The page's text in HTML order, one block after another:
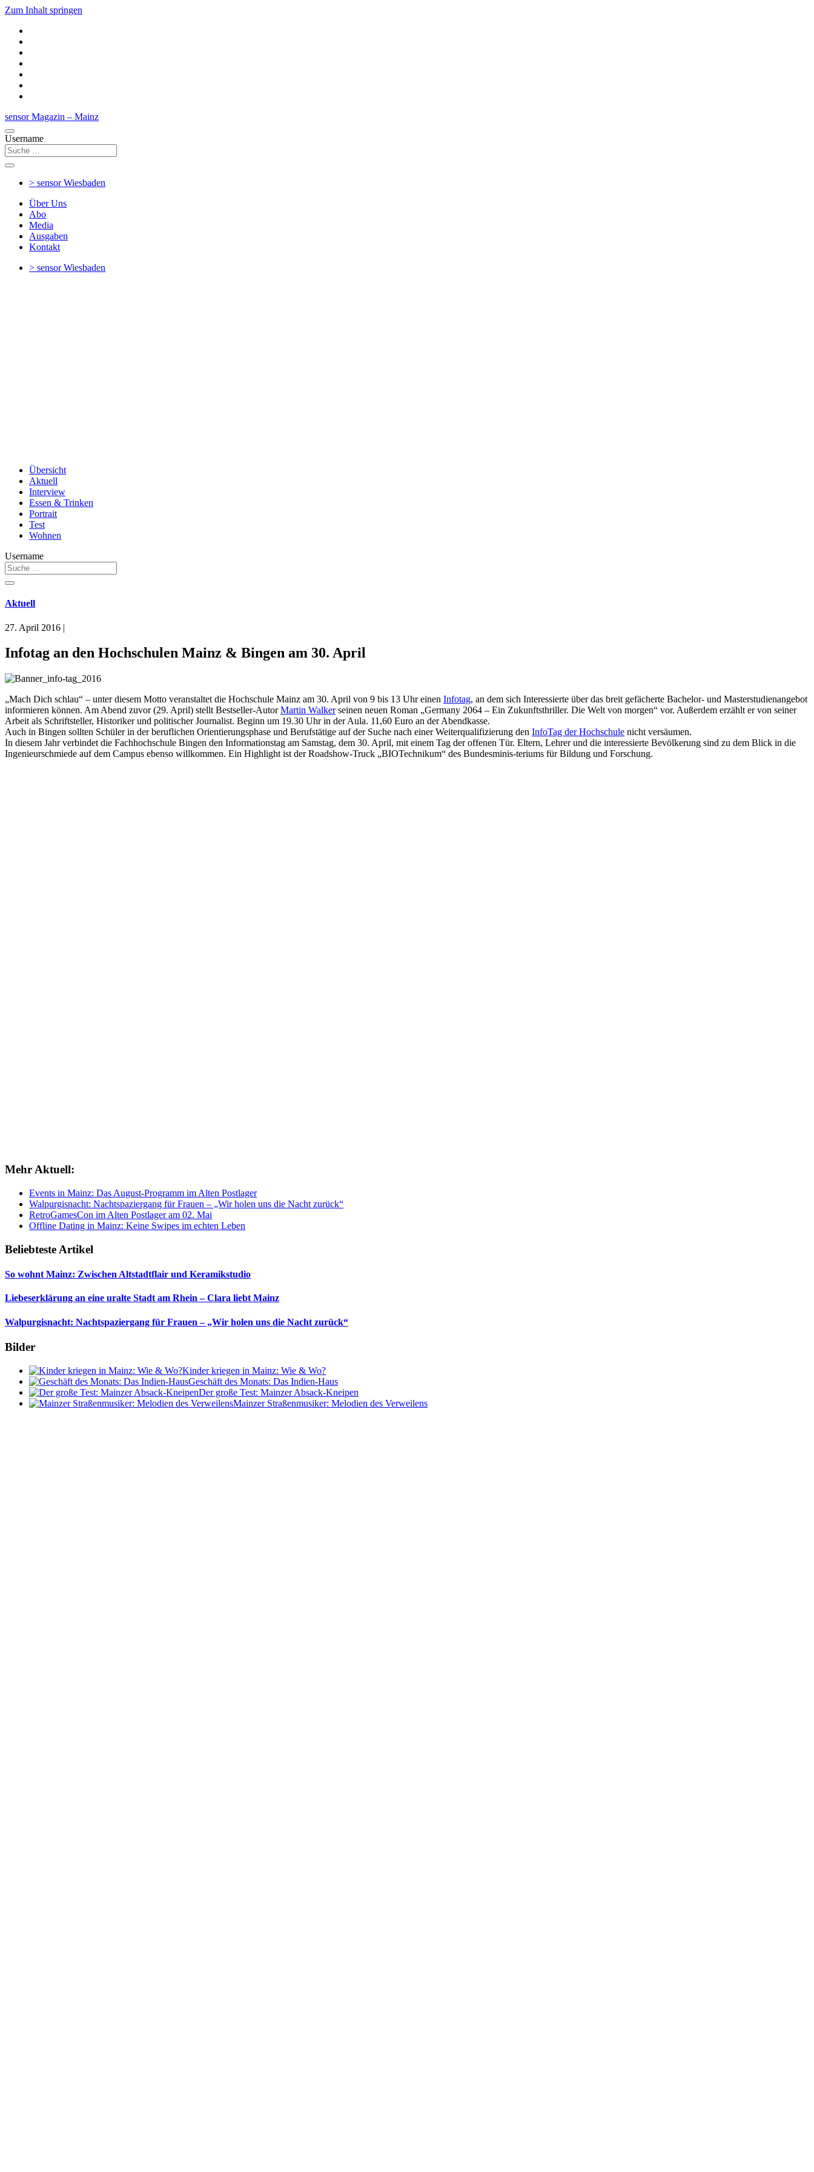
Zum Inhalt springen
sensor Magazin – Mainz
Username
> sensorWiesbaden
Über Uns
Abo
Media
Ausgaben
Kontakt
> sensorWiesbaden
Übersicht
Aktuell
Interview
Essen & Trinken
Portrait
Test
Wohnen
Username
Aktuell
27. April 2016 |
Infotag an den Hochschulen Mainz & Bingen am 30. April
„Mach Dich schlau“ – unter diesem Motto veranstaltet die Hochschule Mainz am 30. April von 9 bis 13 Uhr einen Infotag, an dem sich Interessierte über das breit gefächerte Bachelor- und Masterstudienangebot
informieren können. Am Abend zuvor (29. April) stellt Bestseller-AutorMartin Walkerseinen neuen Roman „Germany 2064 – Ein Zukunftsthriller. Die Welt von morgen“ vor. Außerdem erzählt er von seiner
Arbeit als Schriftsteller, Historiker und politischer Journalist. Beginn um 19.30 Uhr in der Aula. 11,60 Euro an der Abendkasse.
Auch in Bingen sollten Schüler in der beruflichen Orientierungsphase und Berufstätige auf der Suche nach einer Weiterqualifizierung den InfoTag der Hochschule nicht versäumen.
In diesem Jahr verbindet die Fachhochschule Bingen den Informationstag am Samstag, dem 30. April, mit einem Tag der offenen Tür. Eltern, Lehrer und die interessierte Bevölkerung sind zu dem Blick in die
Ingenieurschmiede auf dem Campus ebenso willkommen. Ein Highlight ist derRoadshow-Truck „BIOTechnikum“ des Bundesminis-teriums für Bildung und Forschung.
Mehr Aktuell:
Events in Mainz: Das August-Programm im Alten Postlager
Walpurgisnacht: Nachtspaziergang für Frauen – „Wir holen uns die Nacht zurück“
RetroGamesCon im Alten Postlager am 02. Mai
Offline Dating in Mainz: Keine Swipes im echten Leben
Beliebteste Artikel
So wohnt Mainz: Zwischen Altstadtflair und Keramikstudio
Liebeserklärung an eine uralte Stadt am Rhein – Clara liebt Mainz
Walpurgisnacht: Nachtspaziergang für Frauen – „Wir holen uns die Nacht zurück“
Bilder
Kinder kriegen in Mainz: Wie & Wo?
Geschäft des Monats: Das Indien-Haus
Der große Test: Mainzer Absack-Kneipen
Mainzer Straßenmusiker: Melodien des Verweilens